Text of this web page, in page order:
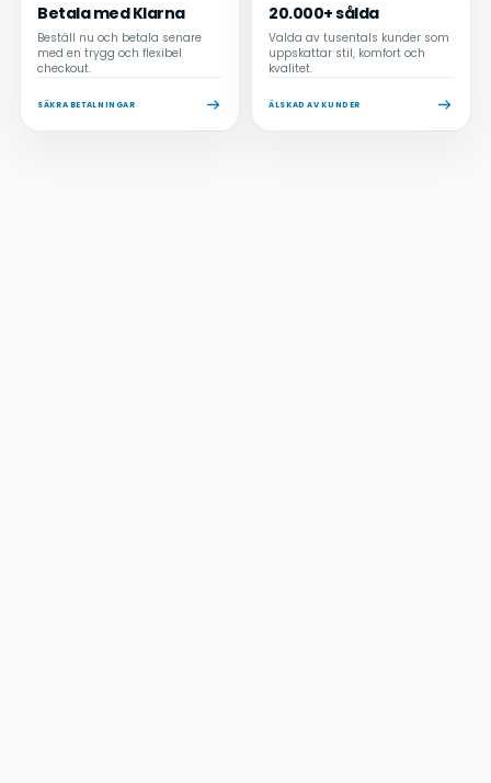
Betala med Klarna
Beställ nu och betala senare
med en trygg och flexibel
checkout.
SÄKRA BETALNINGAR
20.000+ sålda
Valda av tusentals kunder som
uppskattar stil, komfort och
kvalitet.
ÄLSKAD AV KUNDER